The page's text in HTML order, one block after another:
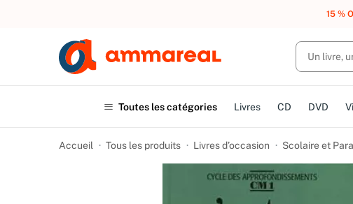
UN ACHAT, DES
Toutes les catégories Livres CD DVD
Accueil Tous les produits Livres d’occasion Scolaire et